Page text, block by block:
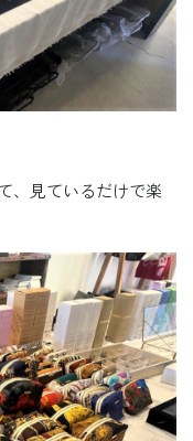
、見ているだけで楽